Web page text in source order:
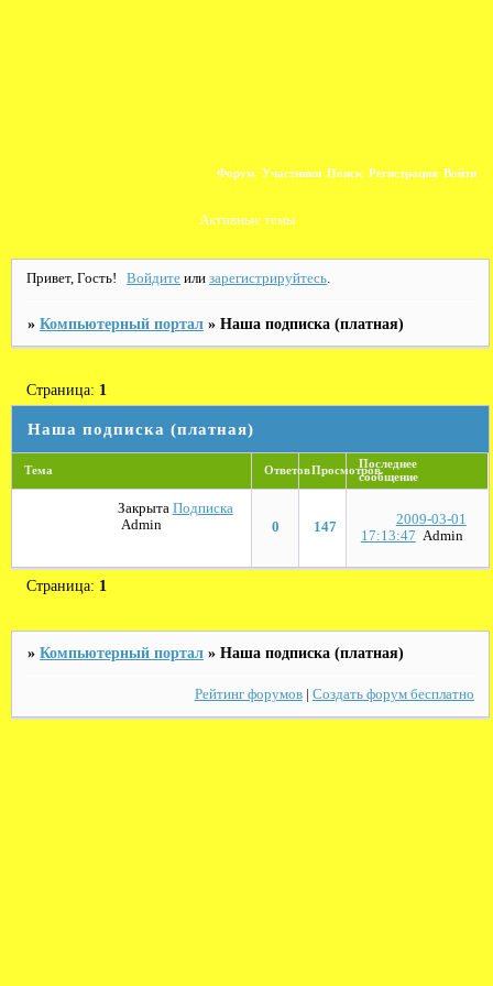
Форум Участники Поиск Регистрация Войти
Активные темы
Привет, Гость! Войдите илизарегистрируйтесь.
»Компьютерный портал »Наша подписка (платная)
Наша подписка (платная)
Страница: 1
Тема ОтветовПросмотровПоследнее
сообщение
Закрыта Подписка
Admin
0 147
2009-03-01
17:13:47 Admin
Страница: 1
»Компьютерный портал »Наша подписка (платная)
Рейтинг форумов| Создать форум бесплатно